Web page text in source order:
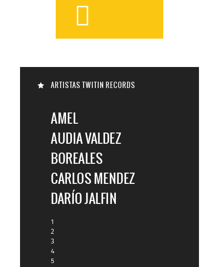



ARTISTAS TWITIN RECORDS
AMEL
AUDIA VALDEZ
BOREALES
CARLOS MENDEZ
DARÍO JALFIN
1
2
3
4
5